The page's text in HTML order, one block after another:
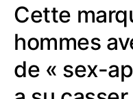
Cette
hommes
de « sex-